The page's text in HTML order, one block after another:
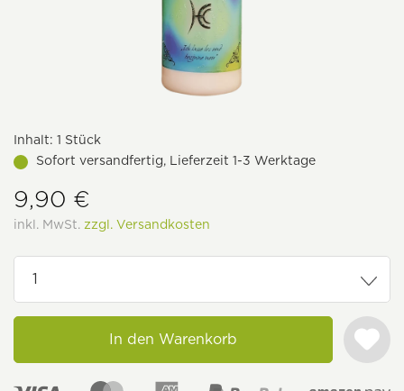
Inhalt: 1 Stück
Sofort versandfertig, Lieferzeit 1-3 Werktage
9,90 €
inkl. MwSt. zzgl. Versandkosten
In den Warenkorb